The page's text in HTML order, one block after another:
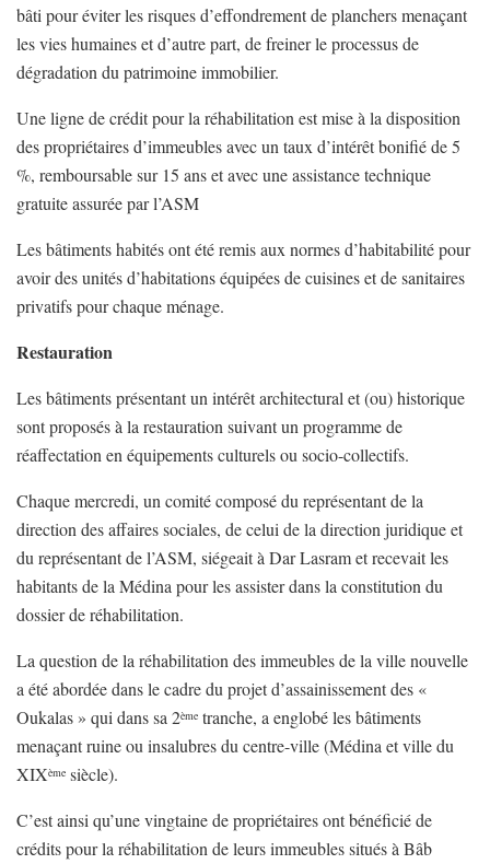
bâti pour éviter les risques d’effondrement de planchers menaçant
les vies humaines et d’autre part, de freiner le processus de
dégradation du patrimoine immobilier.
Une ligne de crédit pour la réhabilitation est mise à la disposition
des propriétaires d’immeubles avec un taux d’intérêt bonifié de 5
%, remboursable sur 15 ans et avec une assistance technique
gratuite assurée par l’ASM
Les bâtiments habités ont été remis aux normes d’habitabilité pour
avoir des unités d’habitations équipées de cuisines et de sanitaires
privatifs pour chaque ménage.
Restauration
Les bâtiments présentant un intérêt architectural et (ou) historique
sont proposés à la restauration suivant un programme de
réaffectation en équipements culturels ou socio-collectifs.
Chaque mercredi, un comité composé du représentant de la
direction des affaires sociales, de celui de la direction juridique et
du représentant de l’ASM, siégeait à Dar Lasram et recevait les
habitants de la Médina pour les assister dans la constitution du
dossier de réhabilitation.
La question de la réhabilitation des immeubles de la ville nouvelle
a été abordée dans le cadre du projet d’assainissement des «
Oukalas » qui dans sa 2ème tranche, a englobé les bâtiments
menaçant ruine ou insalubres du centre-ville (Médina et ville du
XIXème siècle).
C’est ainsi qu’une vingtaine de propriétaires ont bénéficié de
crédits pour la réhabilitation de leurs immeubles situés à Bâb